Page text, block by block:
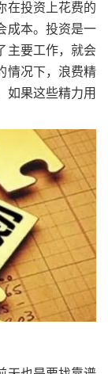
在投资上花费的
成本。投资是一
主要工作，就会
情况下，浪费精
如果这些精力用